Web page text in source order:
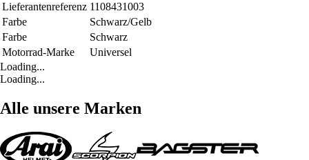
Lieferantenreferenz 1108431003
Farbe
Schwarz/Gelb
Farbe
Schwarz
Motorrad-Marke
Universel
Loading...
Loading...
Alle unsere Marken